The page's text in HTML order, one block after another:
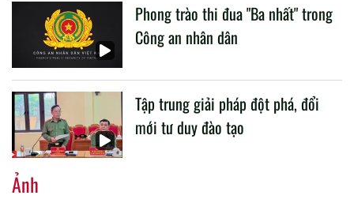
Phong trào thi đua "Ba nhất" trong
Công an nhân dân
Tập trung giải pháp đột phá, đổi
mới tư duy đào tạo
Ảnh